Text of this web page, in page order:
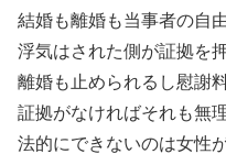
結婚も離婚も当事者の自由
浮気はされた側が証拠を
離婚も止められるし慰謝
証拠がなければそれも無理
法的にできないのは女性